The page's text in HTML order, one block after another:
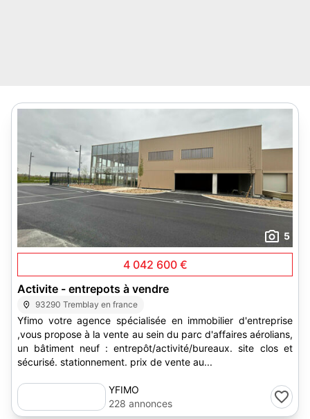
5
4 042 600 €
Activite - entrepots à vendre
93290 Tremblay en france
Yfimo votre agence spécialisée en immobilier d'entreprise
,vous propose à la vente au sein du parc d'affaires aérolians,
un bâtiment neuf : entrepôt/activité/bureaux. site clos et
sécurisé. stationnement. prix de vente au...
YFIMO
228 annonces